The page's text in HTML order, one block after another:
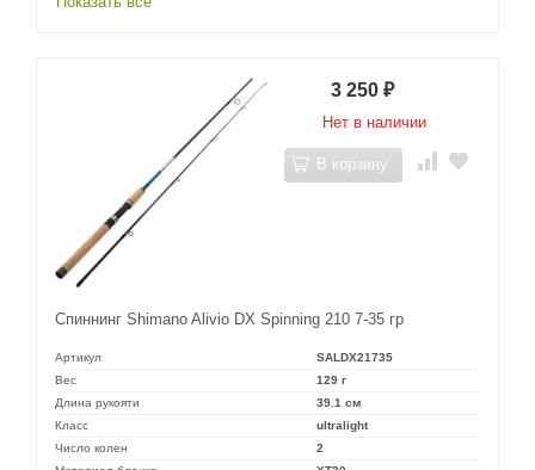
Спиннинг Shimano Alivio DX Spinning 210 7-35 гр
Артикул
SALDX21735
Вес
129 г
Длина рукояти
39.1 см
Класс
ultralight
Число колен
2
3 250 ₽
Нет в наличии
В корзину